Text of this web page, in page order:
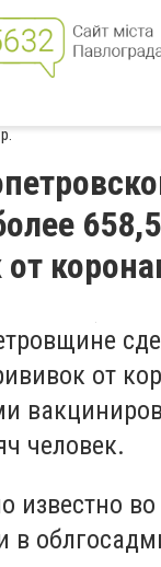
от
человек.
известно
в